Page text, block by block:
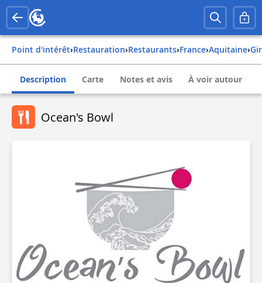
Point d'intérêt› Restauration› Restaurants› france› aquitaine›
Description Carte Notes et avis À voir autour
Ocean's Bowl